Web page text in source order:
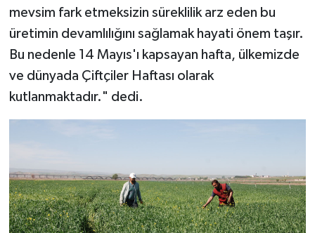
mevsim fark etmeksizin süreklilik arz eden bu
üretimin devamlılığını sağlamak hayati önem taşır.
Bu nedenle 14 Mayıs'ı kapsayan hafta, ülkemizde
ve dünyada Çiftçiler Haftası olarak
kutlanmaktadır." dedi.